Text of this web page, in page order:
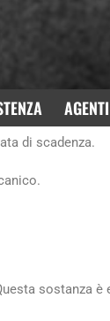
AGENTI
di scadenza.
sostanza